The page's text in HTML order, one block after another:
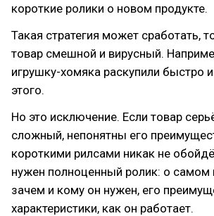
короткие ролики о новом продукте.
Такая стратегия может сработать,
товар смешной и вирусный.
игрушку-хомяка раскупили быстро
этого.
Но это исключение. Если товар
сложный, непонятны его
короткими рилсами никак не
нужен полноценный ролик: о самом
зачем и кому он нужен, его
характеристики, как он работает.